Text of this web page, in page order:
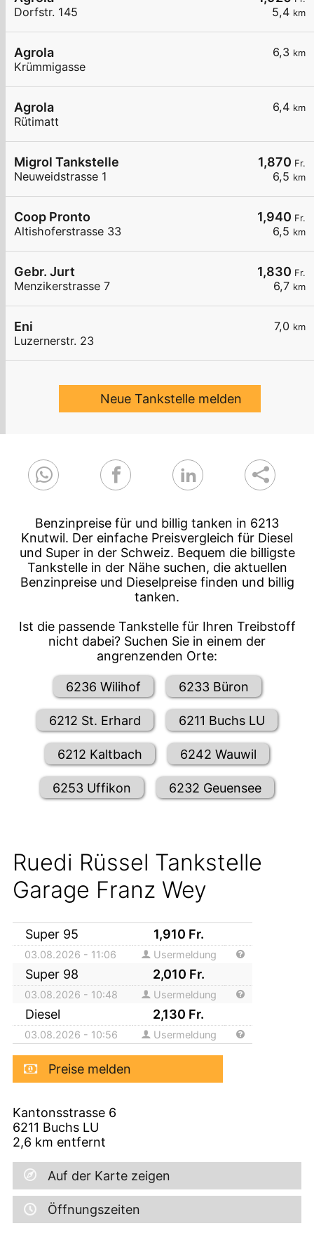
5,4 km
Dorfstr. 145
6,3 km
Agrola
Krümmigasse
6,4 km
Agrola
Rütimatt
1,870 Fr.
6,5 km
Migrol Tankstelle
Neuweidstrasse 1
1,940 Fr.
6,5 km
Coop Pronto
Altishoferstrasse 33
1,830 Fr.
6,7 km
Gebr. Jurt
Menzikerstrasse 7
7,0 km
Eni
Luzernerstr. 23
Neue Tankstelle melden
Benzinpreise für und billig tanken in 6213
Knutwil. Der einfache Preisvergleich für Diesel
und Super in der Schweiz. Bequem die billigste
Tankstelle in der Nähe suchen, die aktuellen
Benzinpreise und Dieselpreise finden und billig
tanken.
Ist die passende Tankstelle für Ihren Treibstoff
nicht dabei? Suchen Sie in einem der
angrenzenden Orte:
6236 Wilihof 6233 Büron
6212 St. Erhard 6211 Buchs LU
6212 Kaltbach 6242 Wauwil
6253 Uffikon 6232 Geuensee
Ruedi Rüssel Tankstelle
Garage Franz Wey
Super 95 1,910 Fr.
03.08.2026 - 11:06 Usermeldung
Super 98 2,010 Fr.
03.08.2026 - 10:48 Usermeldung
Diesel 2,130 Fr.
03.08.2026 - 10:56 Usermeldung
Preise melden
Kantonsstrasse 6
6211 Buchs LU
2,6 km entfernt
Auf der Karte zeigen
Öffnungszeiten